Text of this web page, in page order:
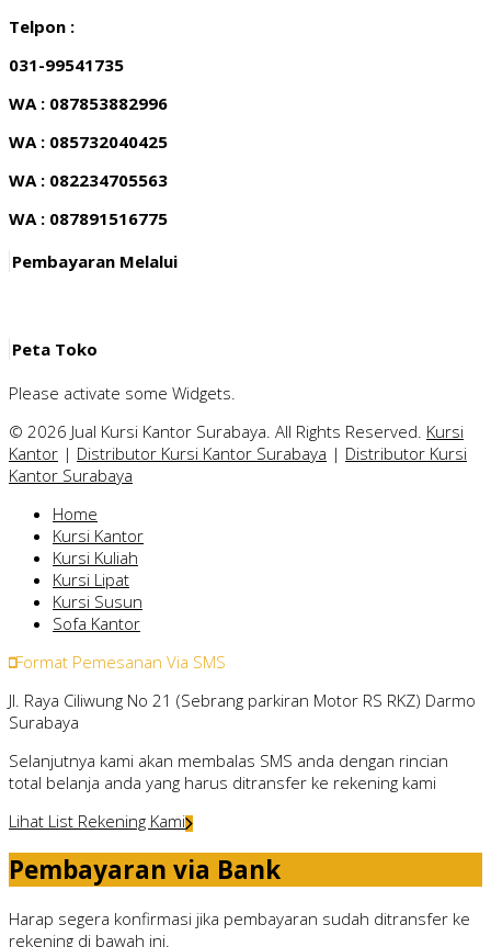
Telpon :
031-99541735
WA : 087853882996
WA : 085732040425
WA : 082234705563
WA : 087891516775
Pembayaran Melalui
Peta Toko
Please activate some Widgets.
© 2026 Jual Kursi Kantor Surabaya. All Rights Reserved. Kursi
Kantor | Distributor Kursi Kantor Surabaya | Distributor Kursi
Kantor Surabaya
Home
Kursi Kantor
Kursi Kuliah
Kursi Lipat
Kursi Susun
Sofa Kantor
Format Pemesanan Via SMS
Jl. Raya Ciliwung No 21 (Sebrang parkiran Motor RS RKZ) Darmo
Surabaya
Selanjutnya kami akan membalas SMS anda dengan rincian
total belanja anda yang harus ditransfer ke rekening kami
Lihat List Rekening Kami
Pembayaran via Bank
Harap segera konfirmasi jika pembayaran sudah ditransfer ke
rekening di bawah ini.